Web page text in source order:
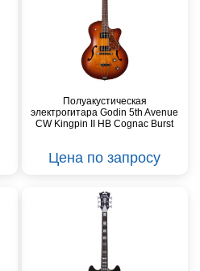
Полуакустическая
электрогитара Godin 5th Avenue
CW Kingpin II HB Cognac Burst
Цена по запросу